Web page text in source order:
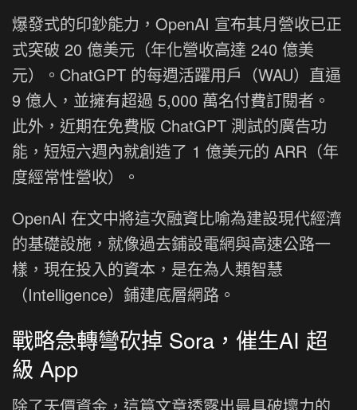
爆發式的印鈔能力，OpenAI 宣布其月營收已正
式突破 20 億美元（年化營收高達 240 億美
元）。ChatGPT 的每週活躍用戶（WAU）直逼
9 億人，並擁有超過 5,000 萬名付費訂閱者。
此外，近期在免費版 ChatGPT 測試的廣告功
能，短短六週內就創造了 1 億美元的 ARR（年
度經常性營收）。
OpenAI 在文中將這次融資比喻為建設現代經濟
的基礎設施，就像過去鋪設電網與高速公路一
樣，現在投入的資本，是在為人類智慧
（Intelligence）鋪建底層網路。
戰略急轉彎砍掉 Sora，催生AI 超
級 App